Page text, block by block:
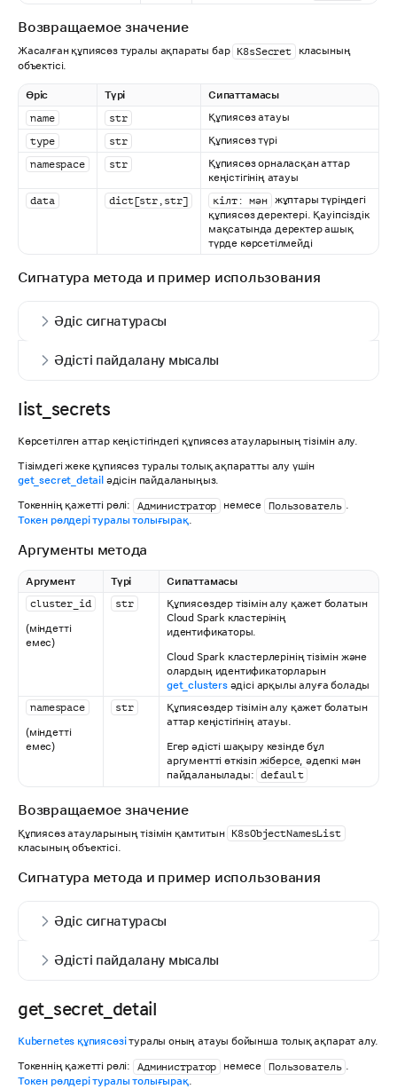
Возвращаемое значение
Жасалған құпиясөз туралы ақпараты бар K8sSecret
класының
объектісі.
Өріс Түрі
Сипаттамасы
name
str
Құпиясөз атауы
type
str
Құпиясөз түрі
namespace
str
Құпиясөз орналасқан аттар
кеңістігінің атауы
data
dict[str,str] кілт: мән жұптары түріндегі
құпиясөз деректері. Қауіпсіздік
мақсатында деректер ашық
түрде көрсетілмейді
Сигнатура метода и пример использования
Әдіс сигнатурасы
Әдісті пайдалану мысалы
list_secrets
Көрсетілген аттар кеңістігіндегі құпиясөз атауларының тізімін алу.
Тізімдегі жеке құпиясөз туралы толық ақпаратты алу үшін
get_secret_detailәдісін пайдаланыңыз.
Токеннің қажетті рөлі:
Администратор немесе Пользователь
Токен рөлдері туралы толығырақ
Аргументы метода
Аргумент Түрі
Сипаттамасы
cluster_id
(міндетті
емес)
str
Құпиясөздер тізімін алу қажет болатын
Cloud Spark кластерінің
идентификаторы.
Cloud Spark кластерлерінің тізімін және
олардың идентификаторларын
get_clustersәдісі арқылы алуға болады
namespace
(міндетті
емес)
str
Құпиясөздер тізімін алу қажет болатын
аттар кеңістігінің атауы.
Егер әдісті шақыру кезінде бұл
аргументті өткізіп жіберсе, әдепкі мән
пайдаланылады: default
Возвращаемое значение
Құпиясөз атауларының тізімін қамтитын K8sObjectNamesList
класының объектісі.
Сигнатура метода и пример использования
Әдіс сигнатурасы
Әдісті пайдалану мысалы
get_secret_detail
Kubernetes құпиясөзітуралы оның атауы бойынша толық ақпарат алу.
Токеннің қажетті рөлі:
Администратор немесе Пользователь .
Токен рөлдері туралы толығырақ.